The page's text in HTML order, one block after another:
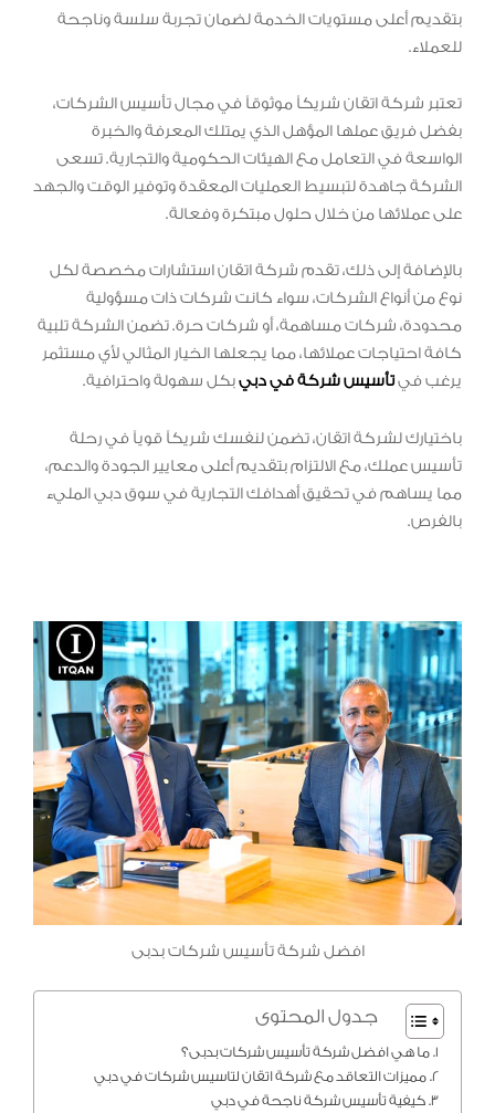
بتقديم أعلى مستويات الخدمة لضمان تجربة سلسة وناجحة
للعملاء.
تعتبر شركة اتقان شريكاً موثوقاً في مجال تأسيس الشركات،
بفضل فريق عملها المؤهل الذي يمتلك المعرفة والخبرة
الواسعة في التعامل مع الهيئات الحكومية والتجارية. تسعى
الشركة جاهدة لتبسيط العمليات المعقدة وتوفير الوقت والجهد
على عملائها من خلال حلول مبتكرة وفعالة.
بالإضافة إلى ذلك، تقدم شركة اتقان استشارات مخصصة لكل
نوع من أنواع الشركات، سواء كانت شركات ذات مسؤولية
محدودة، شركات مساهمة، أو شركات حرة. تضمن الشركة تلبية
كافة احتياجات عملائها، مما يجعلها الخيار المثالي لأي مستثمر
يرغب فيتأسيس شركة في دبيبكل سهولة واحترافية.
باختيارك لشركة اتقان، تضمن لنفسك شريكاً قوياً في رحلة
تأسيس عملك، مع الالتزام بتقديم أعلى معايير الجودة والدعم،
مما يساهم في تحقيق أهدافك التجارية في سوق دبي المليء
بالفرص.
افضل شركة تأسيس شركات بدبى
جدول المحتوى
ما هي افضل شركة تأسيس شركات بدبى؟
مميزات التعاقد مع شركة اتقان لتاسيس شركات في دبي
كيفية تأسيس شركة ناجحة في دبي